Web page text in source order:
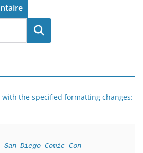
Rechercher
the specified formatting changes:
Diego Comic Con